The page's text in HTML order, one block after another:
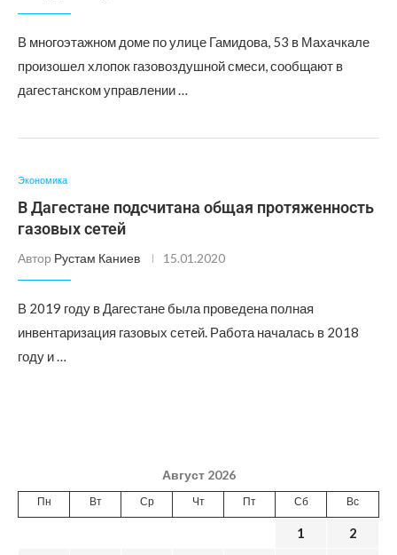
В многоэтажном доме по улице Гамидова, 53 в Махачкале
произошел хлопок газовоздушной смеси, сообщают в
дагестанском управлении …
Экономика
В Дагестане подсчитана общая протяженность
газовых сетей
Автор Рустам Каниев 15.01.2020
В 2019 году в Дагестане была проведена полная
инвентаризация газовых сетей. Работа началась в 2018
году и …
Август 2026
Пн Вт Ср Чт Пт Сб Вс
1
2